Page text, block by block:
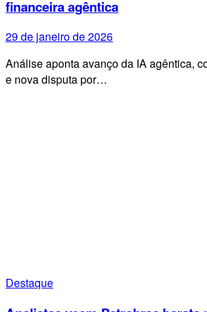
financeira agêntica
29 de janeiro de 2026
Análise aponta avanço da IA agêntica,
e nova disputa por…
Destaque